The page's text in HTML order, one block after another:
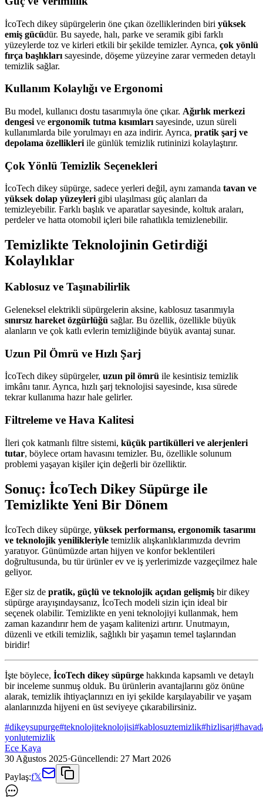
İcoTech dikey süpürgelerin öne çıkan özelliklerinden biri yüksek
emiş gücüdür. Bu sayede, halı, parke ve seramik gibi farklı
yüzeylerde toz ve kirleri etkili bir şekilde temizler. Ayrıca, çok yönlü
fırça başlıkları sayesinde, döşeme yüzeyine zarar vermeden detaylı
temizlik sağlar.
Kullanım Kolaylığı ve Ergonomi
Bu model, kullanıcı dostu tasarımıyla öne çıkar. Ağırlık merkezi
dengesi ve ergonomik tutma kısımları sayesinde, uzun süreli
kullanımlarda bile yorulmayı en aza indirir. Ayrıca, pratik şarj ve
depolama özellikleri ile günlük temizlik rutininizi kolaylaştırır.
Çok Yönlü Temizlik Seçenekleri
İcoTech dikey süpürge, sadece yerleri değil, aynı zamanda tavan ve
yüksek dolap yüzeylerigibi ulaşılması güç alanları da
temizleyebilir. Farklı başlık ve aparatlar sayesinde, koltuk araları,
perdeler ve hatta otomobil içleri bile rahatlıkla temizlenebilir.
Temizlikte Teknolojinin Getirdiği
Kolaylıklar
Kablosuz ve Taşınabilirlik
Geleneksel elektrikli süpürgelerin aksine, kablosuz tasarımıyla
sınırsız hareket özgürlüğü sağlar. Bu özellik, özellikle büyük
alanların ve çok katlı evlerin temizliğinde büyük avantaj sunar.
Uzun Pil Ömrü ve Hızlı Şarj
İcoTech dikey süpürgeler, uzun pil ömrü ile kesintisiz temizlik
imkânı tanır. Ayrıca, hızlı şarj teknolojisi sayesinde, kısa sürede
tekrar kullanıma hazır hale gelirler.
Filtreleme ve Hava Kalitesi
İleri çok katmanlı filtre sistemi, küçük partikülleri ve alerjenleri
tutar, böylece ortam havasını temizler. Bu, özellikle solunum
problemi yaşayan kişiler için değerli bir özelliktir.
Sonuç: İcoTech Dikey Süpürge ile
Temizlikte Yeni Bir Dönem
İcoTech dikey süpürge, yüksek performansı, ergonomik tasarımı
ve teknolojik yenilikleriyle temizlik alışkanlıklarımızda devrim
yaratıyor. Günümüzde artan hijyen ve konfor beklentileri
doğrultusunda, bu tür ürünler ev ve iş yerlerimizde vazgeçilmez hale
geliyor.
Eğer siz de pratik, güçlü ve teknolojik açıdan gelişmiş bir dikey
süpürge arayışındaysanız, İcoTech modeli sizin için ideal bir
seçenek olabilir. Temizlikte en yeni teknolojiyi kullanmak, hem
zaman kazandırır hem de yaşam kalitenizi artırır. Unutmayın,
düzenli ve etkili temizlik, sağlıklı bir yaşamın temel taşlarından
biridir!
İşte böylece, İcoTech dikey süpürge hakkında kapsamlı ve detaylı
bir inceleme sunmuş olduk. Bu ürünlerin avantajlarını göz önüne
alarak, temizlik ihtiyaçlarınızı en iyi şekilde karşılayabilir ve yaşam
alanlarınızda hijyeni en üst seviyeye çıkarabilirsiniz.
#dikeysupurge#teknolojiteknolojisi#kablosuztemizlik#hizlisarj#
yonlutemizlik
Ece Kaya
30 Ağustos 2025·Güncellendi: 27 Mart 2026
Paylaş:f𝕏